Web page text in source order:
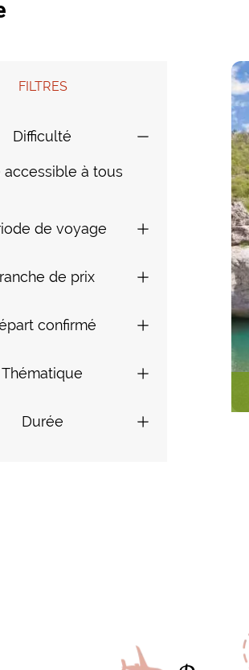
FILTRES
Difficulté
accessible à tous
de voyage
de prix
confirmé
Thématique
Durée